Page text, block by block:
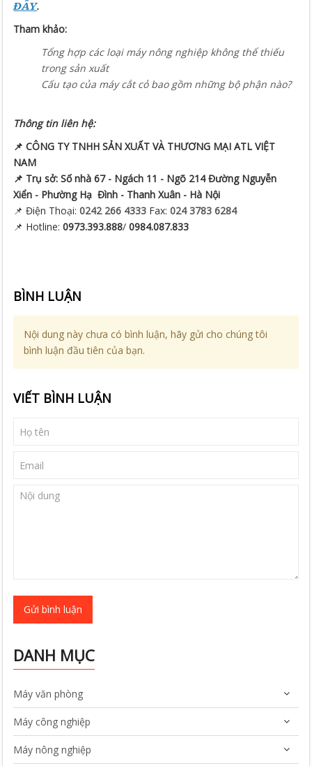
ĐÂY.
Tham khảo:
Tổng hợp các loại máy nông nghiệp không thể thiếu
trong sản xuất
Cấu tạo của máy cắt cỏ bao gồm những bộ phận nào?
Thông tin liên hệ:
📌 CÔNG TY TNHH SẢN XUẤT VÀ THƯƠNG MẠI ATL VIỆT
NAM
📌 Trụ sở: Số nhà 67 - Ngách 11 - Ngõ 214 Đường Nguyễn
Xiển - Phường Hạ Đình - Thanh Xuân - Hà Nội
📌 Điện Thoại:0242 266 4333 Fax:024 3783 6284
📌 Hotline:0973.393.888/0984.087.833
BÌNH LUẬN
Nội dung này chưa có bình luận, hãy gửi cho chúng tôi
bình luận đầu tiên của bạn.
VIẾT BÌNH LUẬN
Gửi bình luận
DANH MỤC
Máy văn phòng
Máy công nghiệp
Máy nông nghiệp